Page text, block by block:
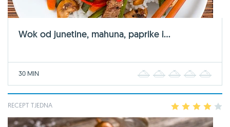
Wok od junetine, mahuna, paprike i...
30 MIN 2 3 4
RECEPT TJEDNA 2 3 4